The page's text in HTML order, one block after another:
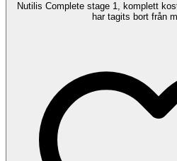
Nutilis Complete stage 1, komplett
har tagits bort från